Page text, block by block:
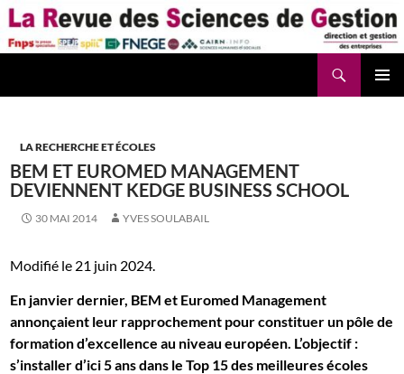
Aller
au
contenu
LA RECHERCHE ET ÉCOLES
BEM ET EUROMED MANAGEMENT
DEVIENNENT KEDGE BUSINESS SCHOOL
30 MAI 2014 YVES SOULABAIL
Modifié le 21 juin 2024.
En janvier dernier, BEM et Euromed Management
annonçaient leur rapprochement pour constituer un pôle de
formation d’excellence au niveau européen. L’objectif :
s’installer d’ici 5 ans dans le Top 15 des meilleures écoles